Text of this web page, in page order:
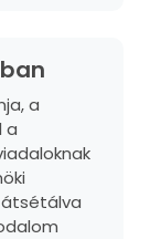
a
a
átsétálva